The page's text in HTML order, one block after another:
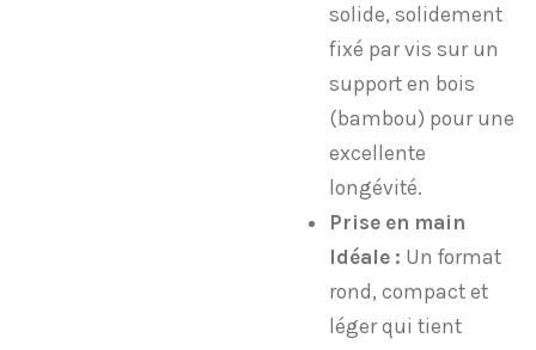
solide, solidement
fixé par vis sur un
support en bois
(bambou) pour une
excellente
longévité.
Prise en main
Idéale : Un format
rond, compact et
léger qui tient